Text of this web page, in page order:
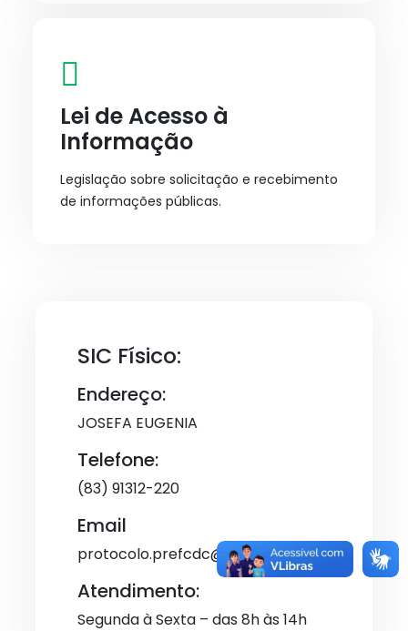
Lei de Acesso à
Informação
Legislação sobre solicitação e recebimento
de informações públicas.
SIC Físico:
Endereço:
JOSEFA EUGENIA
Telefone:
(83) 91312-220
Email
protocolo.prefcdc@gmail.com
Atendimento:
Segunda à Sexta – das 8h às 14h